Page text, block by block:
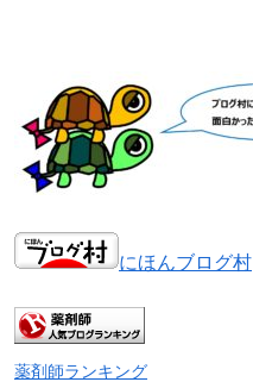
にほんブログ村
薬剤師ランキング